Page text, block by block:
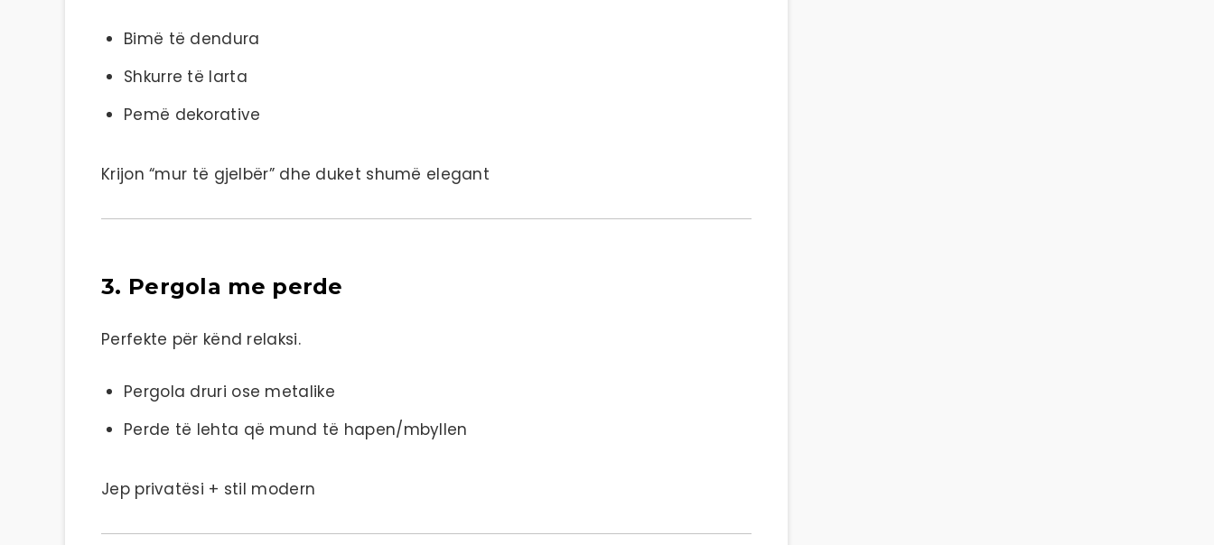
Bimë të dendura
Shkurre të larta
Pemë dekorative
Krijon “mur të gjelbër” dhe duket shumë elegant
3. Pergola me perde
Perfekte për kënd relaksi.
Pergola druri ose metalike
Perde të lehta që mund të hapen/mbyllen
Jep privatësi + stil modern